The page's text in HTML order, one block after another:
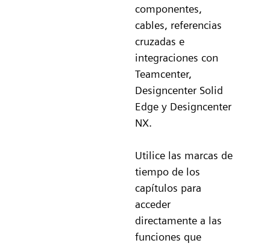
componentes,
cables, referencias
cruzadas e
integraciones con
Teamcenter,
Designcenter Solid
Edge y Designcenter
NX.
Utilice las marcas de
tiempo de los
capítulos para
acceder
directamente a las
funciones que